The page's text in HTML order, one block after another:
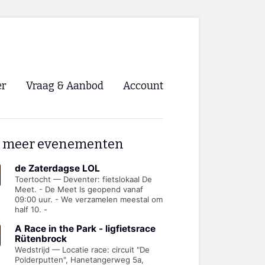
NVHPV
🡺
🡺
Vraag & Aanbod Account
Registreren
meer evenementen
de Zaterdagse LOL
Toertocht — Deventer: fietslokaal De
Meet. - De Meet Is geopend vanaf
09:00 uur. - We verzamelen meestal om
half 10. -
A Race in the Park - ligfietsrace
Rütenbrock
Wedstrijd — Locatie race: circuit "De
Polderputten", Hanetangerweg 5a,